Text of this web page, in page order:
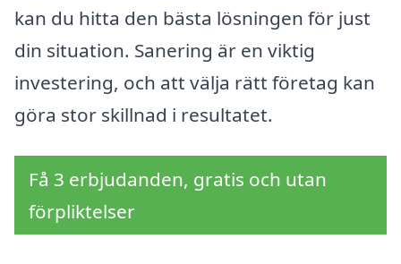
kan du hitta den bästa lösningen för just
din situation. Sanering är en viktig
investering, och att välja rätt företag kan
göra stor skillnad i resultatet.
Få 3 erbjudanden, gratis och utan
förpliktelser